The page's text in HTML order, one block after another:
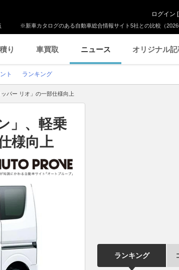
※新車カタログのある自動車総合情報サイト5社との比較（2026
ログイン [
り 車買取 ニュース オリジナル記
ト ランキング
パー リオ」の一部仕様向上
」、軽乗
様向上
ランキング